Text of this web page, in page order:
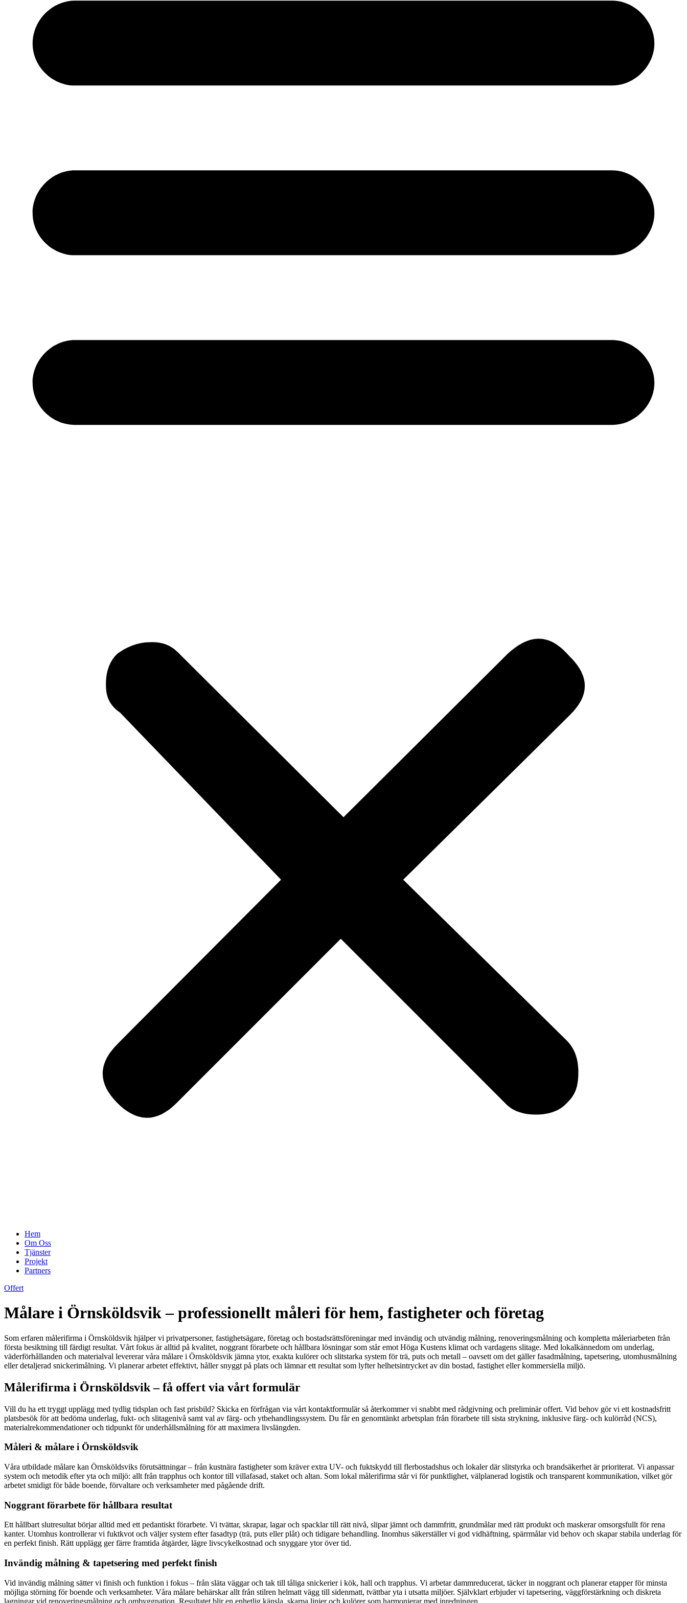
Hem
Om Oss
Tjänster
Projekt
Partners
Offert
Målare i Örnsköldsvik – professionellt måleri för hem, fastigheter och företag
Som erfaren målerifirma i Örnsköldsvik hjälper vi privatpersoner, fastighetsägare, företag och bostadsrättsföreningar med invändig och utvändig målning, renoveringsmålning och kompletta måleriarbeten från
första besiktning till färdigt resultat. Vårt fokus är alltid på kvalitet, noggrant förarbete och hållbara lösningar som står emot Höga Kustens klimat och vardagens slitage. Med lokalkännedom om underlag,
väderförhållanden och materialval levererar våra målare i Örnsköldsvik jämna ytor, exakta kulörer och slitstarka system för trä, puts och metall – oavsett om det gäller fasadmålning, tapetsering, utomhusmålning
eller detaljerad snickerimålning. Vi planerar arbetet effektivt, håller snyggt på plats och lämnar ett resultat som lyfter helhetsintrycket av din bostad, fastighet eller kommersiella miljö.
Målerifirma i Örnsköldsvik – få offert via vårt formulär
Vill du ha ett tryggt upplägg med tydlig tidsplan och fast prisbild? Skicka en förfrågan via vårt kontaktformulär så återkommer vi snabbt med rådgivning och preliminär offert. Vid behov gör vi ett kostnadsfritt
platsbesök för att bedöma underlag, fukt- och slitagenivå samt val av färg- och ytbehandlingssystem. Du får en genomtänkt arbetsplan från förarbete till sista strykning, inklusive färg- och kulörråd (NCS),
materialrekommendationer och tidpunkt för underhållsmålning för att maximera livslängden.
Måleri & målare i Örnsköldsvik
Våra utbildade målare kan Örnsköldsviks förutsättningar – från kustnära fastigheter som kräver extra UV- och fuktskydd till flerbostadshus och lokaler där slitstyrka och brandsäkerhet är prioriterat. Vi anpassar
system och metodik efter yta och miljö: allt från trapphus och kontor till villafasad, staket och altan. Som lokal målerifirma står vi för punktlighet, välplanerad logistik och transparent kommunikation, vilket gör
arbetet smidigt för både boende, förvaltare och verksamheter med pågående drift.
Noggrant förarbete för hållbara resultat
Ett hållbart slutresultat börjar alltid med ett pedantiskt förarbete. Vi tvättar, skrapar, lagar och spacklar till rätt nivå, slipar jämnt och dammfritt, grundmålar med rätt produkt och maskerar omsorgsfullt för rena
kanter. Utomhus kontrollerar vi fuktkvot och väljer system efter fasadtyp (trä, puts eller plåt) och tidigare behandling. Inomhus säkerställer vi god vidhäftning, spärrmålar vid behov och skapar stabila underlag för
en perfekt finish. Rätt upplägg ger färre framtida åtgärder, lägre livscykelkostnad och snyggare ytor över tid.
Invändig målning & tapetsering med perfekt finish
Vid invändig målning sätter vi finish och funktion i fokus – från släta väggar och tak till tåliga snickerier i kök, hall och trapphus. Vi arbetar dammreducerat, täcker in noggrant och planerar etapper för minsta
möjliga störning för boende och verksamheter. Våra målare behärskar allt från stilren helmatt vägg till sidenmatt, tvättbar yta i utsatta miljöer. Självklart erbjuder vi tapetsering, väggförstärkning och diskreta
lagningar vid renoveringsmålning och ombyggnation. Resultatet blir en enhetlig känsla, skarpa linjer och kulörer som harmonierar med inredningen.